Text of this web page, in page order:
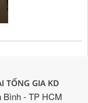
TỐNG GIA KD
Bình - TP HCM